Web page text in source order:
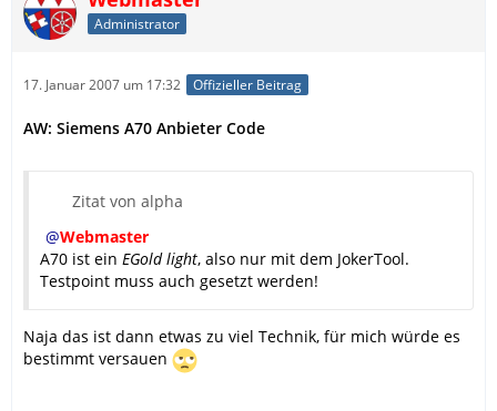
Administrator
17. Januar 2007 um 17:32 Offizieller Beitrag
AW: Siemens A70 Anbieter Code
Zitat von alpha
Webmaster
A70 ist ein EGold light, also nur mit dem JokerTool.
Testpoint muss auch gesetzt werden!
Naja das ist dann etwas zu viel Technik, für mich würde es
bestimmt versauen